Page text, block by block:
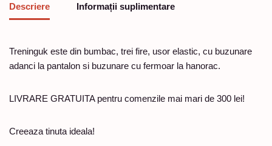
Descriere Informații suplimentare
Treninguk este din bumbac, trei fire, usor elastic, cu buzunare
adanci la pantalon si buzunare cu fermoar la hanorac.
LIVRARE GRATUITA pentru comenzile mai mari de 300 lei!
Creeaza tinuta ideala!